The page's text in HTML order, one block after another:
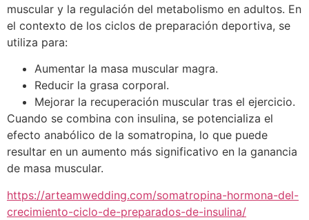
muscular y la regulación del metabolismo en adultos. En
el contexto de los ciclos de preparación deportiva, se
utiliza para:
Aumentar la masa muscular magra.
Reducir la grasa corporal.
Mejorar la recuperación muscular tras el ejercicio.
Cuando se combina con insulina, se potencializa el
efecto anabólico de la somatropina, lo que puede
resultar en un aumento más significativo en la ganancia
de masa muscular.
https://arteamwedding.com/somatropina-hormona-del-
crecimiento-ciclo-de-preparados-de-insulina/